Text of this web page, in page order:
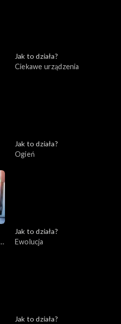
Jak to działa?
Ciekawe urządzenia
Jak to działa?
Ogień
Jak to działa?
Ewolucja
Jak to działa?